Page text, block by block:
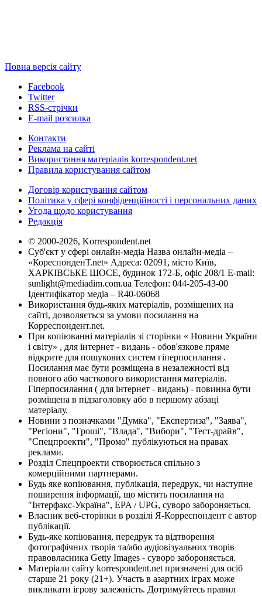
Повна версія сайту
Facebook
Twitter
RSS-стрічки
E-mail розсилка
Контакти
Реклама на сайті
Використання матеріалів korrespondent.net
Правила користування сайтом
Договір користування сайтом
Політика у сфері конфіденційності і персональних даних
Угода щодо користування
Редакція
© 2000-2026, Korrespondent.net
Суб'єкт у сфері онлайн-медіа Назва онлайн-медіа –
«КореспонденТ.net» Адреса: 02091, місто Київ,
ХАРКІВСЬКЕ ШОСЕ, будинок 172-Б, офіс 208/1 E-mail:
sunlight@mediadim.com.ua Телефон: 044-205-43-00
Ідентифікатор медіа – R40-06068
Використання будь-яких матеріалів, розміщених на
сайті, дозволяється за умови посилання на
Корреспондент.net.
При копіюванні матеріалів зі сторінки « Новини України
і світу» , для інтернет - видань - обов'язкове пряме
відкрите для пошукових систем гіперпосилання .
Посилання має бути розміщена в незалежності від
повного або часткового використання матеріалів.
Гіперпосилання ( для інтернет - видань) - повинна бути
розміщена в підзаголовку або в першому абзаці
матеріалу.
Новини з позначками "Думка", "Експертиза", "Заява",
"Регіони", "Гроші", "Влада", "Вибори", "Тест-драйв",
"Спецпроекти", "Промо" публікуються на правах
реклами.
Розділ Спецпроекти створюється спільно з
комерційними партнерами.
Будь яке копіювання, публікація, передрук, чи наступне
поширення інформації, що містить посилання на
"Інтерфакс-Україна", EPA / UPG, суворо забороняється.
Власник веб-сторінки в розділі Я-Корреспондент є автор
публікації.
Будь-яке копіювання, передрук та відтворення
фотографічних творів та/або аудіовізуальних творів
правовласника Getty Images - суворо забороняється.
Матеріали сайту korrespondent.net призначені для осіб
старше 21 року (21+). Участь в азартних іграх може
викликати ігрову залежність. Дотримуйтесь правил